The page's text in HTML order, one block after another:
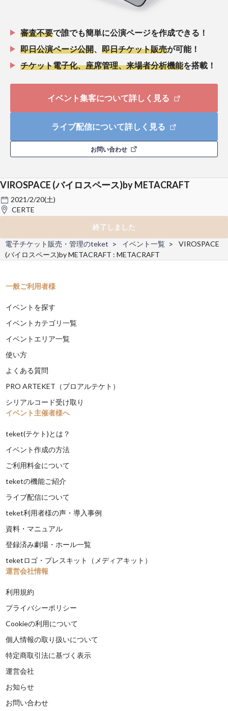
審査不要で誰でも簡単に公演ページを作成できる！
即日公演ページ公開
即日チケット販売が可能！
チケット電子化、座席管理、来場者分析機能を搭載！
イベント集客について詳しく見る
ライブ配信について詳しく見る
お問い合わせ
VIROSPACE (バイロスペース)by METACRAFT
2021/2/20(土)
CERTE
終了しました
電子チケット販売・管理のteket
イベント一覧
VIROSPACE
(バイロスペース)by METACRAFT : METACRAFT
一般ご利用者様
イベントを探す
イベントカテゴリ一覧
イベントエリア一覧
使い方
よくある質問
PRO ARTEKET（プロアルテケト）
シリアルコード受け取り
イベント主催者様へ
teket(テケト)とは？
イベント作成の方法
ご利用料金について
teketの機能ご紹介
ライブ配信について
teket利用者様の声・導入事例
資料・マニュアル
登録済み劇場・ホール一覧
teketロゴ・プレスキット（メディアキット）
運営会社情報
利用規約
プライバシーポリシー
Cookieの利用について
個人情報の取り扱いについて
特定商取引法に基づく表示
運営会社
お知らせ
お問い合わせ